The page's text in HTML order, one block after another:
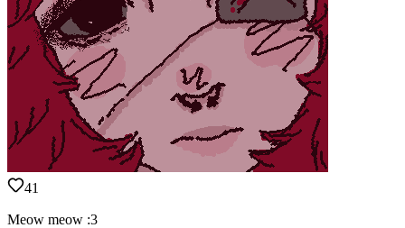
41
Meow meow :3